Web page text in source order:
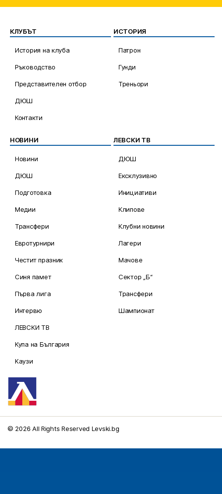
КЛУБЪТ
История на клуба
Ръководство
Представителен отбор
ДЮШ
Контакти
ИСТОРИЯ
Патрон
Гунди
Треньори
НОВИНИ
Новини
ДЮШ
Подготовка
Медии
Трансфери
Евротурнири
Честит празник
Синя памет
Първа лига
Интервю
ЛЕВСКИ ТВ
Купа на България
Каузи
ЛЕВСКИ ТВ
ДЮШ
Ексклузивно
Инициативи
Клипове
Клубни новини
Лагери
Мачове
Сектор „Б“
Трансфери
Шампионат
© 2026 All Rights Reserved Levski.bg